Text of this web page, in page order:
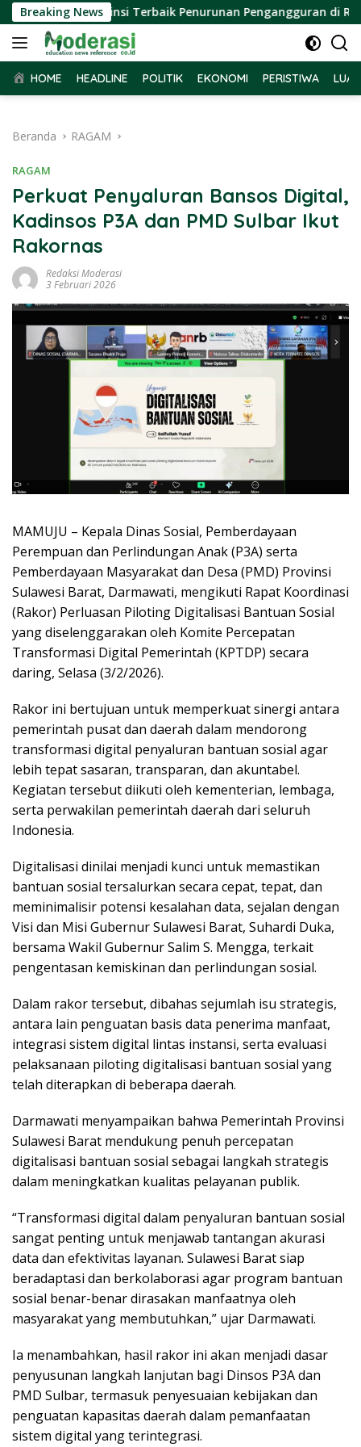
Langsung
ke
konten
Breaking News
Provinsi Terbaik Penurunan Pengangguran di Regional
HOME HEADLINE POLITIK EKONOMI PERISTIWA
Beranda RAGAM
RAGAM
Perkuat Penyaluran Bansos Digital,
Kadinsos P3A dan PMD Sulbar Ikut
Rakornas
Redaksi Moderasi
3 Februari 2026
MAMUJU – Kepala Dinas Sosial, Pemberdayaan
Perempuan dan Perlindungan Anak (P3A) serta
Pemberdayaan Masyarakat dan Desa (PMD) Provinsi
Sulawesi Barat, Darmawati, mengikuti Rapat Koordinasi
(Rakor) Perluasan Piloting Digitalisasi Bantuan Sosial
yang diselenggarakan oleh Komite Percepatan
Transformasi Digital Pemerintah (KPTDP) secara
daring, Selasa (3/2/2026).
Rakor ini bertujuan untuk memperkuat sinergi antara
pemerintah pusat dan daerah dalam mendorong
transformasi digital penyaluran bantuan sosial agar
lebih tepat sasaran, transparan, dan akuntabel.
Kegiatan tersebut diikuti oleh kementerian, lembaga,
serta perwakilan pemerintah daerah dari seluruh
Indonesia.
Digitalisasi dinilai menjadi kunci untuk memastikan
bantuan sosial tersalurkan secara cepat, tepat, dan
meminimalisir potensi kesalahan data, sejalan dengan
Visi dan Misi Gubernur Sulawesi Barat, Suhardi Duka,
bersama Wakil Gubernur Salim S. Mengga, terkait
pengentasan kemiskinan dan perlindungan sosial.
Dalam rakor tersebut, dibahas sejumlah isu strategis,
antara lain penguatan basis data penerima manfaat,
integrasi sistem digital lintas instansi, serta evaluasi
pelaksanaan piloting digitalisasi bantuan sosial yang
telah diterapkan di beberapa daerah.
Darmawati menyampaikan bahwa Pemerintah Provinsi
Sulawesi Barat mendukung penuh percepatan
digitalisasi bantuan sosial sebagai langkah strategis
dalam meningkatkan kualitas pelayanan publik.
“Transformasi digital dalam penyaluran bantuan sosial
sangat penting untuk menjawab tantangan akurasi
data dan efektivitas layanan. Sulawesi Barat siap
beradaptasi dan berkolaborasi agar program bantuan
sosial benar-benar dirasakan manfaatnya oleh
masyarakat yang membutuhkan,” ujar Darmawati.
Ia menambahkan, hasil rakor ini akan menjadi dasar
penyusunan langkah lanjutan bagi Dinsos P3A dan
PMD Sulbar, termasuk penyesuaian kebijakan dan
penguatan kapasitas daerah dalam pemanfaatan
sistem digital yang terintegrasi.